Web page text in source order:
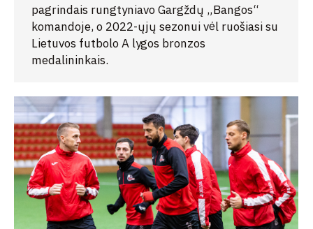
pagrindais rungtyniavo Gargždų „Bangos“
komandoje, o 2022-ųjų sezonui vėl ruošiasi su
Lietuvos futbolo A lygos bronzos
medalininkais.